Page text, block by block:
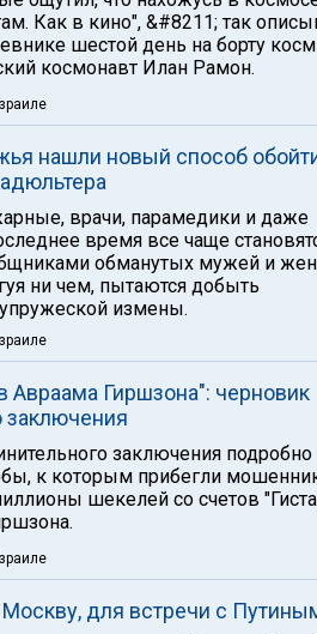
Как в кино", &#8211; так
шестой день на борту
космонавт Илан Рамон.
нашли новый способ
врачи, парамедики и даже
время все чаще
обманутых мужей и
ни чем, пытаются добыть
измены.
Авраама Гиршзона": черновик
заключения
заключения подробно
к которым прибегли
шекелей со счетов
для встречи с